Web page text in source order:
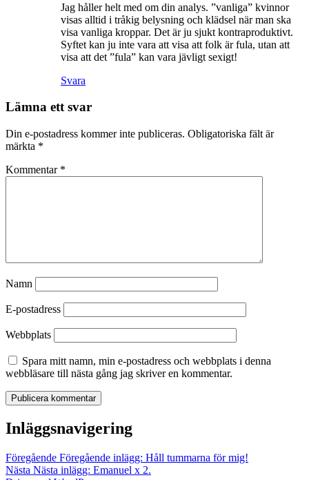
Jag håller helt med om din analys. ”vanliga” kvinnor
visas alltid i tråkig belysning och klädsel när man ska
visa vanliga kroppar. Det är ju sjukt kontraproduktivt.
Syftet kan ju inte vara att visa att folk är fula, utan att
visa att det ”fula” kan vara jävligt sexigt!
Svara
Lämna ett svar
Din e-postadress kommer inte publiceras. Obligatoriska fält är
märkta *
Kommentar *
Namn
E-postadress
Webbplats
Spara mitt namn, min e-postadress och webbplats i denna
webbläsare till nästa gång jag skriver en kommentar.
Inläggsnavigering
Föregående Föregående inlägg: Håll tummarna för mig!
Nästa Nästa inlägg: Emanuel x 2.